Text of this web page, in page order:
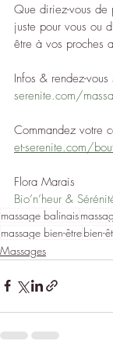
Que diriez-vous de
juste pour vous ou
être à vos proches
Infos & rendez-vous
serenite.com/
Commandez votre
et-serenite.com/
Flora Marais
Bio’n’heur &
massage balinais
massage bien-êtrebien-
Massages